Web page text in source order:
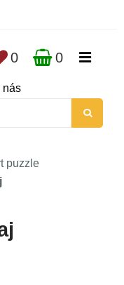
nás
0 0
puzzle